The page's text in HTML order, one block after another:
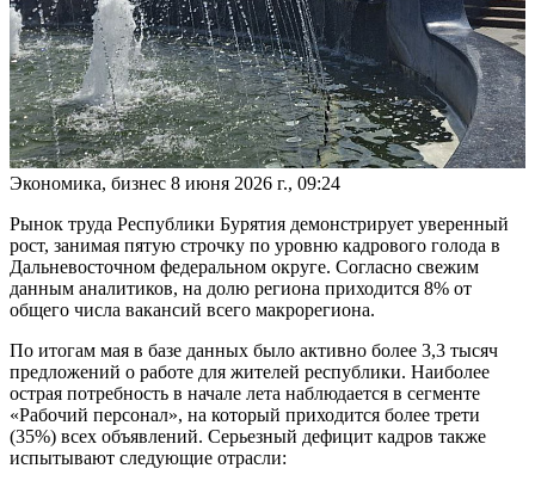
Экономика, бизнес 8 июня 2026 г., 09:24
Рынок труда Республики Бурятия демонстрирует уверенный
рост, занимая пятую строчку по уровню кадрового голода в
Дальневосточном федеральном округе. Согласно свежим
данным аналитиков, на долю региона приходится 8% от
общего числа вакансий всего макрорегиона.
По итогам мая в базе данных было активно более 3,3 тысяч
предложений о работе для жителей республики. Наиболее
острая потребность в начале лета наблюдается в сегменте
«Рабочий персонал», на который приходится более трети
(35%) всех объявлений. Серьезный дефицит кадров также
испытывают следующие отрасли: